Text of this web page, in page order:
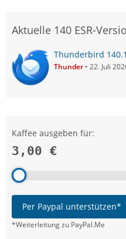
Aktuelle 140 ESR-
Thunderbird
Thunder 22. Juli
Kaffee ausgeben für:
3,00 €
Per Paypal unterstützen*
*Weiterleitung zu PayPal.Me